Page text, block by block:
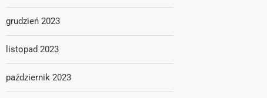
grudzień 2023
listopad 2023
październik 2023